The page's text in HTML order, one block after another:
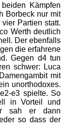
Kämpfen
Borbeck nur mit
Partien statt.
Werth deutlich
Der ebenfalls
die erfahrene
Gegen d4 tun
schwer: Luca
mit
unorthodoxes.
e3 spielte. So
in Vorteil und
sah er dann
so dass der